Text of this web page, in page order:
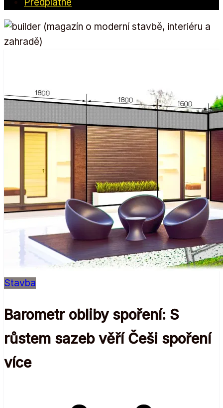
Předplatné
Stavba
Barometr obliby spoření: S
růstem sazeb věří Češi spoření
více